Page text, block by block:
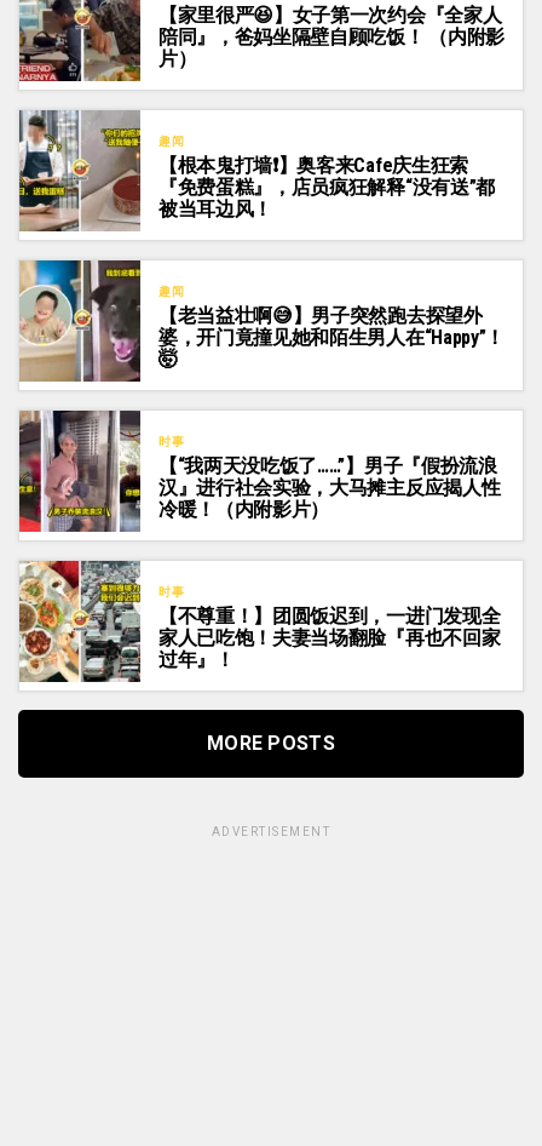
【家里很严😆】女子第一次约会『全家人
陪同』，爸妈坐隔壁自顾吃饭！ （内附影
片）
趣闻
【根本鬼打墙❗】奥客来cafe庆生狂索
『免费蛋糕』，店员疯狂解释“没有送”都
被当耳边风！
趣闻
【老当益壮啊😅】男子突然跑去探望外
婆，开门竟撞见她和陌生男人在“Happy”！
🤯
时事
【“我两天没吃饭了……”】男子『假扮流浪
汉』进行社会实验，大马摊主反应揭人性
冷暖！（内附影片）
时事
【不尊重！】团圆饭迟到，一进门发现全
家人已吃饱！夫妻当场翻脸『再也不回家
过年』！
MORE POSTS
ADVERTISEMENT